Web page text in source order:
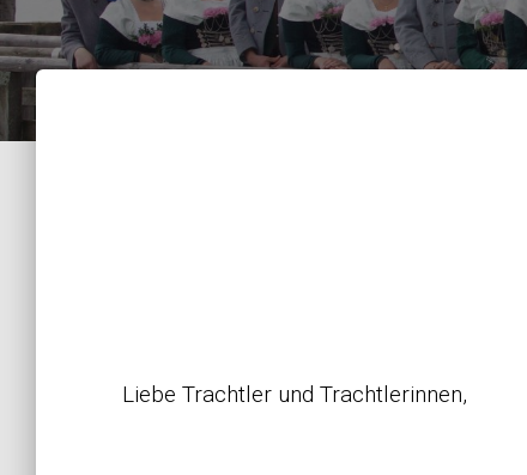
Liebe Trachtler und Trachtlerinnen,